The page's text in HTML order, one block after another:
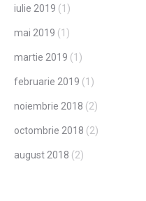
iulie 2019 (1)
mai 2019 (1)
martie 2019 (1)
februarie 2019 (1)
noiembrie 2018 (2)
octombrie 2018 (2)
august 2018 (2)